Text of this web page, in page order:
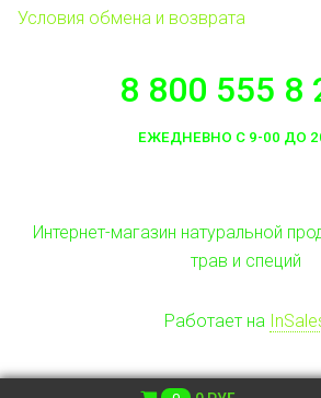
Условия обмена и возврата
8 800 555 8
ЕЖЕДНЕВНО С 9-00 ДО
Интернет-магазин натуральной
трав и специй
Работает на